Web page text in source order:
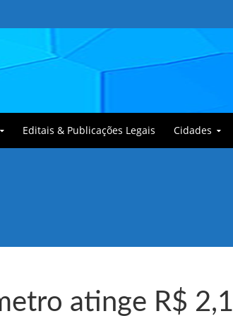
Editais & Publicações Legais Cidades
atinge R$